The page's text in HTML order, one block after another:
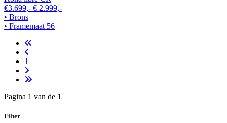
€3.699,- € 2.999,-
• Brons
• Framemaat 56
1
Pagina 1 van de 1
Filter